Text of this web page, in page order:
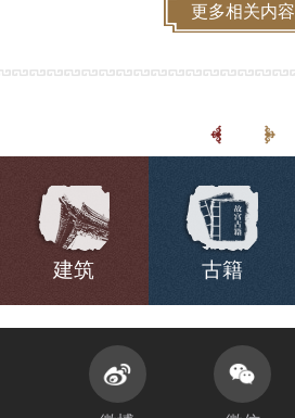
更多相关内容
建筑 古籍